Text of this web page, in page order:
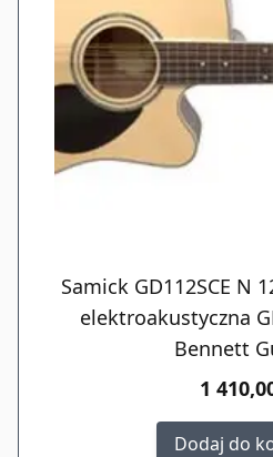
Samick GD112SCE N
elektroakustyczna
Bennett
1
Dodaj do